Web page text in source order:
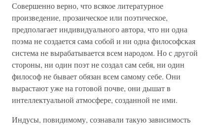
Совершенно верно, что всякое литературное
произведение, прозаическое или поэтическое,
предполагает индивидуального автора, что ни одна
поэма не создается сама собой и ни одна философская
система не вырабатывается всем народом. Но с другой
стороны, ни один поэт не создал сам себя, ни один
философ не бывает обязан всем самому себе. Они
вырастают уже на готовой почве, они дышат в
интеллектуальной атмосфере, созданной не ими.
Индусы, повидимому, сознавали такую зависимость